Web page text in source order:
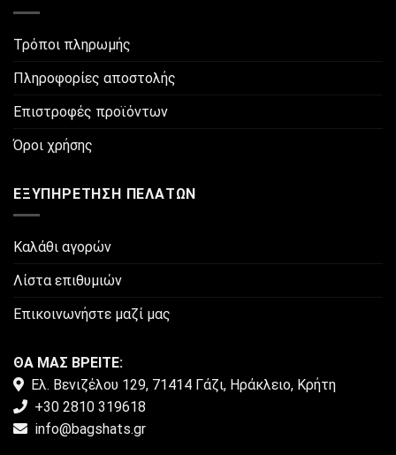
Τρόποι πληρωμής
Πληροφορίες αποστολής
Επιστροφές προϊόντων
Όροι χρήσης
ΕΞΥΠΗΡΈΤΗΣΗ ΠΕΛΑΤΏΝ
Καλάθι αγορών
Λίστα επιθυμιών
Επικοινωνήστε μαζί μας
ΘΑ ΜΑΣ ΒΡΕΙΤΕ:
Ελ. Βενιζέλου 129, 71414 Γάζι, Ηράκλειο, Κρήτη
+30 2810 319618
info@bagshats.gr